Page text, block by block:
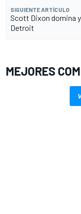
SIGUIENTE ARTÍCULO
Scott Dixon domina
Detroit
MEJORES